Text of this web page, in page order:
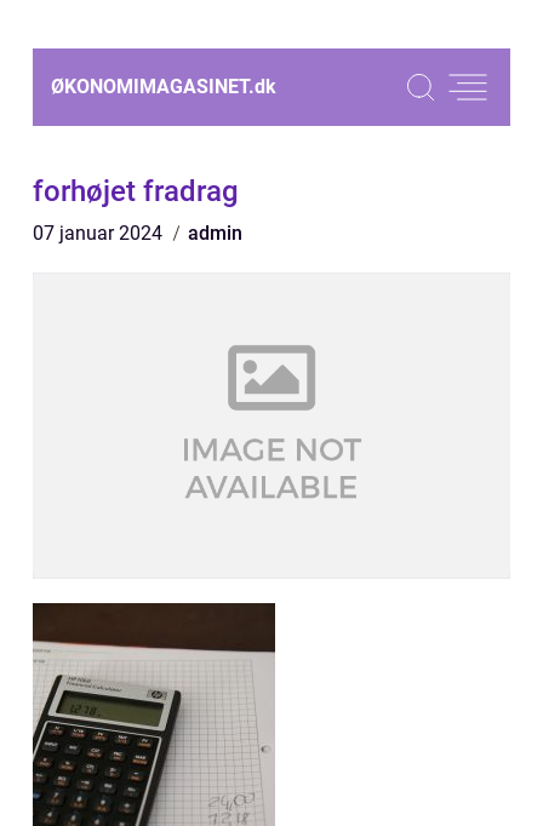
ØKONOMIMAGASINET.dk
forhøjet fradrag
07 januar 2024 admin